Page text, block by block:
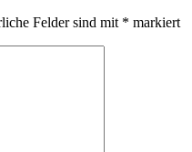
Felder sind mit * markiert